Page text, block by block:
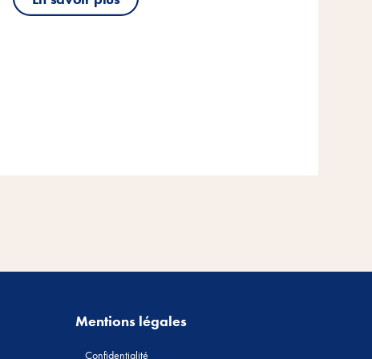
Mentions légales
Confidentialité